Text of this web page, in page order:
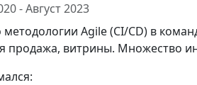
- Август 2023
методологии Agile (CI/CD) в
продажа, витрины. Множество